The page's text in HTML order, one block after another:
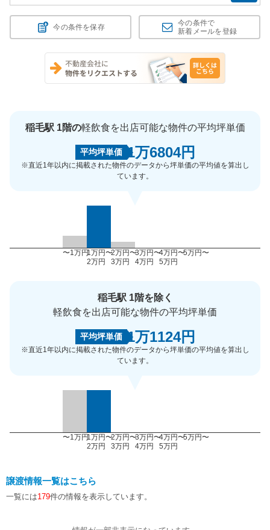
今の条件を保存
今の条件で
新着メールを登録
稲毛駅 1階の軽飲食を出店可能な物件の平均坪単価
平均坪単価 1万6804円
※直近1年以内に掲載された物件のデータから坪単価の平均値を算出し
ています。
〜1万円1万円〜
2万円
2万円〜
3万円
3万円〜
4万円
4万円〜
5万円
5万円〜
稲毛駅 1階を除く
軽飲食を出店可能な物件の平均坪単価
平均坪単価 1万1124円
※直近1年以内に掲載された物件のデータから坪単価の平均値を算出し
ています。
〜1万円1万円〜
2万円
2万円〜
3万円
3万円〜
4万円
4万円〜
5万円
5万円〜
譲渡情報一覧はこちら
一覧には179件の情報を表示しています。